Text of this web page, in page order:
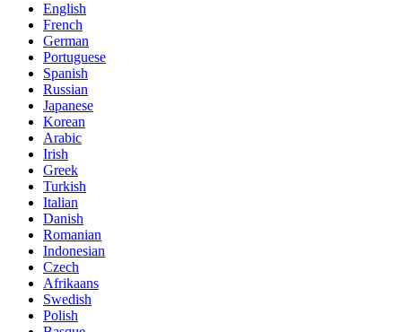
English
French
German
Portuguese
Spanish
Russian
Japanese
Korean
Arabic
Irish
Greek
Turkish
Italian
Danish
Romanian
Indonesian
Czech
Afrikaans
Swedish
Polish